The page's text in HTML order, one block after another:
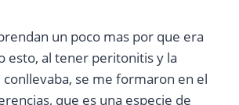
un poco mas por que era
esto, al tener peritonitis y la
se me formaron en el
que es una especie de